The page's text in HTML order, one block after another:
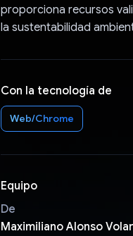
proporciona recursos
la sustentabilidad
Con la tecnología de
Web/Chrome
Equipo
De
Maximiliano Alonso